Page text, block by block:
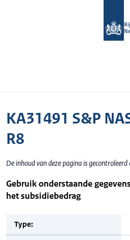
KA31491 S&P
R8
De inhoud van deze pagina is
Gebruik onderstaande
het subsidiebedrag
Type: